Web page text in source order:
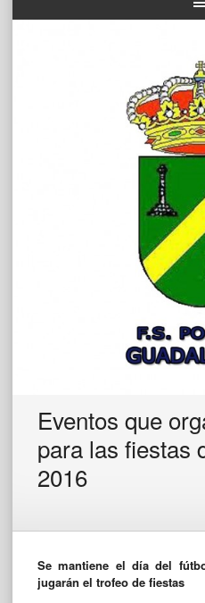
Eventos que
para las fiestas
2016
Se mantiene el día del
jugarán el trofeo de fiestas